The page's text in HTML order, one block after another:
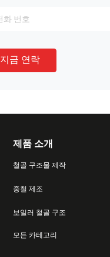
지금 연락
제품 소개
철골 구조물 제작
중철 제조
보일러 철골 구조
모든 카테고리